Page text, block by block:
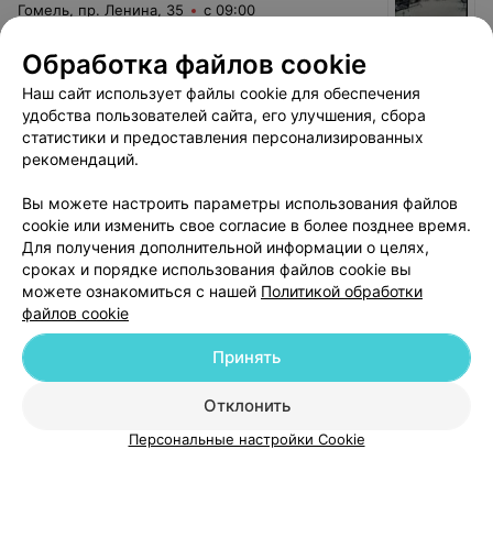
Гомель, пр. Ленина, 35 с 09:00
Окрашивание омбре
Цена по запросу
Добавить компанию
Обработка файлов cookie
Наш сайт использует файлы cookie для обеспечения
удобства пользователей сайта, его улучшения, сбора
статистики и предоставления персонализированных
рекомендаций.
Вы можете настроить параметры использования файлов
cookie или изменить свое согласие в более позднее время.
Для получения дополнительной информации о целях,
сроках и порядке использования файлов cookie вы
можете ознакомиться с нашей Политикой обработки
файлов cookie
Отклонить
Принять
Персональные настройки Cookie